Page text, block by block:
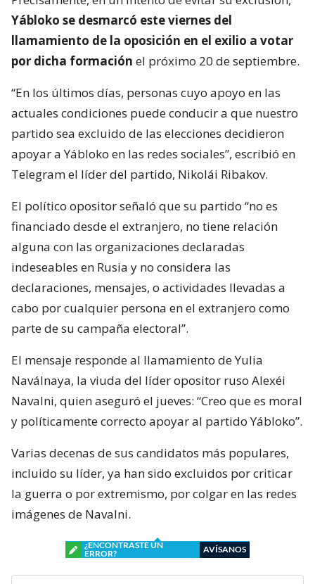
Yábloko se desmarcó este viernes del
llamamiento de la oposición en el exilio a votar
por dicha formación el próximo 20 de septiembre.
“En los últimos días, personas cuyo apoyo en las
actuales condiciones puede conducir a que nuestro
partido sea excluido de las elecciones decidieron
apoyar a Yábloko en las redes sociales”, escribió en
Telegram el líder del partido, Nikolái Ribakov.
El político opositor señaló que su partido “no es
financiado desde el extranjero, no tiene relación
alguna con las organizaciones declaradas
indeseables en Rusia y no considera las
declaraciones, mensajes, o actividades llevadas a
cabo por cualquier persona en el extranjero como
parte de su campaña electoral”.
El mensaje responde al llamamiento de Yulia
Naválnaya, la viuda del líder opositor ruso Alexéi
Navalni, quien aseguró el jueves: “Creo que es moral
y políticamente correcto apoyar al partido Yábloko”.
Varias decenas de sus candidatos más populares,
incluido su líder, ya han sido excluidos por criticar
la guerra o por extremismo, por colgar en las redes
imágenes de Navalni.
¿ENCONTRASTE UN
ERROR?
AVÍSANOS